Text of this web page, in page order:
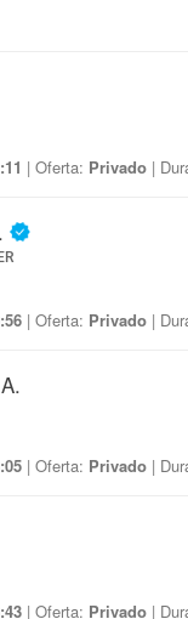
| Oferta: Privado |
| Oferta: Privado |
| Oferta: Privado |
| Oferta: Privado |